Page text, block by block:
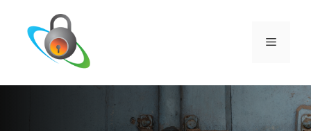
contenido
MENÚ